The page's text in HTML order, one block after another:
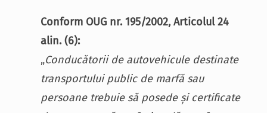
Conform OUG nr. 195/2002, Articolul 24
alin. (6):
„Conducătorii de autovehicule destinate
transportului public de marfă sau
persoane trebuie să posede și certificate